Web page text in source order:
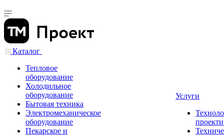
Каталог
Тепловое
оборудование
Холодильное
оборудование
Бытовая техника
Электромеханическое
оборудование
Пекарское и
Услуги